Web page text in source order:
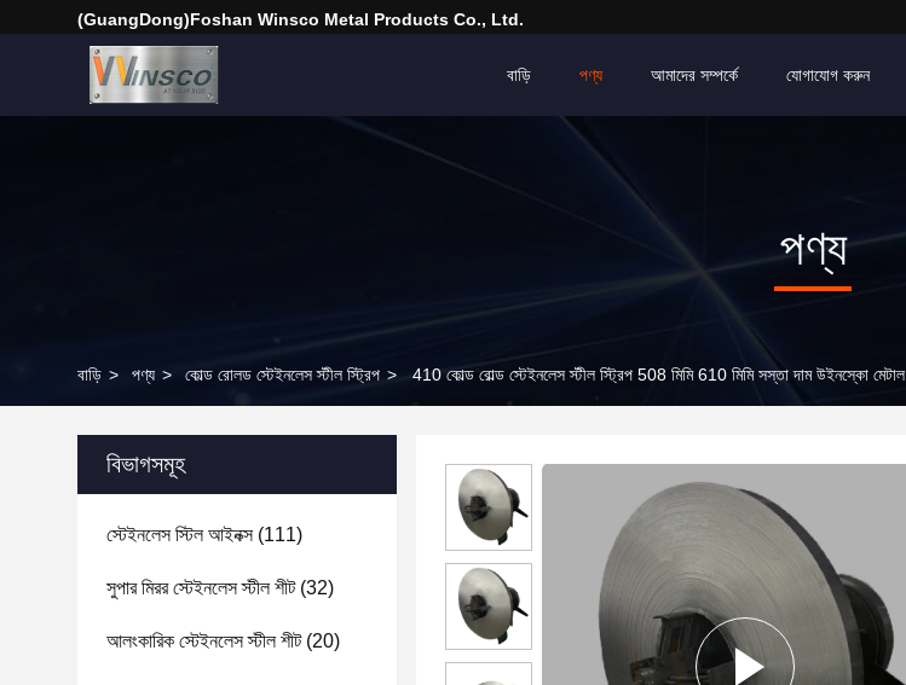
(GuangDong)Foshan Winsco Metal Products Co., Ltd.
বাড়ি পণ্য আমাদের সম্পর্কে যোগাযোগ করুন
পণ্য
বাড়ি > পণ্য > কোল্ড রোলড স্টেইনলেস স্টীল স্ট্রিপ > 410 কোল্ড রোল্ড স্টেইনলেস স্টীল স্ট্রিপ 508 মিমি 610 মিমি সস্তা দাম উইনস্কো মেটাল
বিভাগসমূহ
স্টেইনলেস স্টিল আইনক্স(111)
সুপার মিরর স্টেইনলেস স্টীল শীট(32)
আলংকারিক স্টেইনলেস স্টীল শীট(20)